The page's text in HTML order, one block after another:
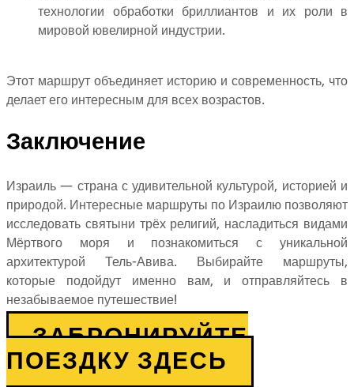
технологии обработки бриллиантов и их роли в
мировой ювелирной индустрии.
Этот маршрут объединяет историю и современность, что
делает его интересным для всех возрастов.
Заключение
Израиль — страна с удивительной культурой, историей и
природой. Интересные маршруты по Израилю позволяют
исследовать святыни трёх религий, насладиться видами
Мёртвого моря и познакомиться с уникальной
архитектурой Тель-Авива. Выбирайте маршруты,
которые подойдут именно вам, и отправляйтесь в
незабываемое путешествие!
ЗАБРОНИРУЙТЕ
ПОЕЗДКУ ЗДЕСЬ